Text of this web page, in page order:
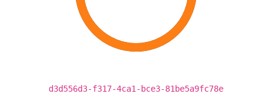
d3d556d3-f317-4ca1-bce3-81be5a9fc78e